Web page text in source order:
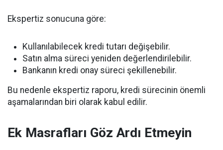
Ekspertiz sonucuna göre:
Kullanılabilecek kredi tutarı değişebilir.
Satın alma süreci yeniden değerlendirilebilir.
Bankanın kredi onay süreci şekillenebilir.
Bu nedenle ekspertiz raporu, kredi sürecinin önemli
aşamalarından biri olarak kabul edilir.
Ek Masrafları Göz Ardı Etmeyin